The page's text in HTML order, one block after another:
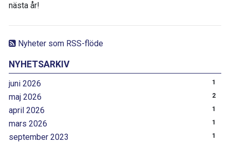
Nyheter som RSS-flöde
NYHETSARKIV
juni 2026 1
maj 2026 2
april 2026 1
mars 2026 1
september 2023 1
nästa år!